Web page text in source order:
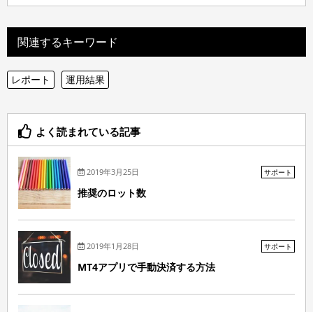
関連するキーワード
レポート 運用結果
よく読まれている記事
2019年3月25日 サポート
推奨のロット数
2019年1月28日 サポート
MT4アプリで手動決済する方法